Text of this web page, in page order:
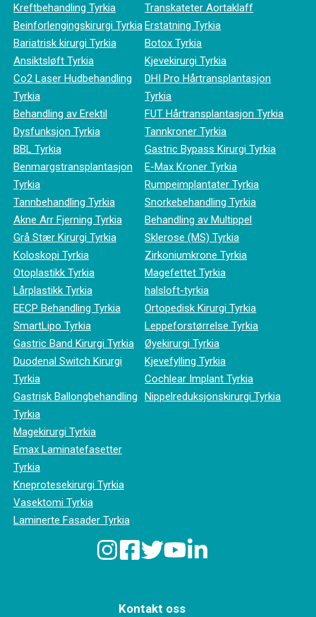
Kreftbehandling Tyrkia
Beinforlengingskirurgi Tyrkia
Bariatrisk kirurgi Tyrkia
Ansiktsløft Tyrkia
Co2 Laser Hudbehandling
Tyrkia
Behandling av Erektil
Dysfunksjon Tyrkia
BBL Tyrkia
Benmargstransplantasjon
Tyrkia
Tannbehandling Tyrkia
Akne Arr Fjerning Tyrkia
Grå Stær Kirurgi Tyrkia
Koloskopi Tyrkia
Otoplastikk Tyrkia
Lårplastikk Tyrkia
EECP Behandling Tyrkia
SmartLipo Tyrkia
Gastric Band Kirurgi Tyrkia
Duodenal Switch Kirurgi
Tyrkia
Gastrisk Ballongbehandling
Tyrkia
Magekirurgi Tyrkia
Emax Laminatefasetter
Tyrkia
Kneprotesekirurgi Tyrkia
Vasektomi Tyrkia
Laminerte Fasader Tyrkia
Transkateter Aortaklaff
Erstatning Tyrkia
Botox Tyrkia
Kjevekirurgi Tyrkia
DHI Pro Hårtransplantasjon
Tyrkia
FUT Hårtransplantasjon Tyrkia
Tannkroner Tyrkia
Gastric Bypass Kirurgi Tyrkia
E-Max Kroner Tyrkia
Rumpeimplantater Tyrkia
Snorkebehandling Tyrkia
Behandling av Multippel
Sklerose (MS) Tyrkia
Zirkoniumkrone Tyrkia
Magefettet Tyrkia
halsloft-tyrkia
Ortopedisk Kirurgi Tyrkia
Leppeforstørrelse Tyrkia
Øyekirurgi Tyrkia
Kjevefylling Tyrkia
Cochlear Implant Tyrkia
Nippelreduksjonskirurgi Tyrkia
Kontakt oss